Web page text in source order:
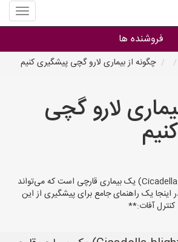
منوی
سایت
عسل
فروشنده ها
استان ها
چگونه از بیماری لارو گچی پیشگیری کنیم
لارو گچی
بیماری لارو گچی (Cicadella blight) یک بیماری قارچی است که می‌تواند
اینجا یک راهنمای جامع برای پیشگیری از این